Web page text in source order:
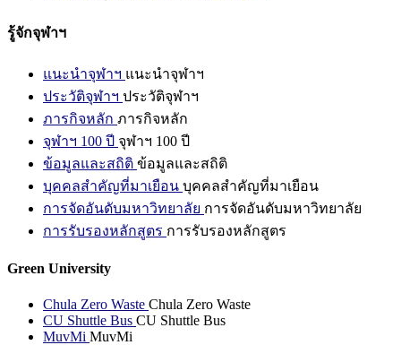
รู้จักจุฬาฯ
แนะนำจุฬาฯ แนะนำจุฬาฯ
ประวัติจุฬาฯ ประวัติจุฬาฯ
ภารกิจหลัก ภารกิจหลัก
จุฬาฯ 100 ปี จุฬาฯ 100 ปี
ข้อมูลและสถิติ ข้อมูลและสถิติ
บุคคลสำคัญที่มาเยือน บุคคลสำคัญที่มาเยือน
การจัดอันดับมหาวิทยาลัย การจัดอันดับมหาวิทยาลัย
การรับรองหลักสูตร การรับรองหลักสูตร
Green University
Chula Zero Waste Chula Zero Waste
CU Shuttle Bus CU Shuttle Bus
MuvMi MuvMi